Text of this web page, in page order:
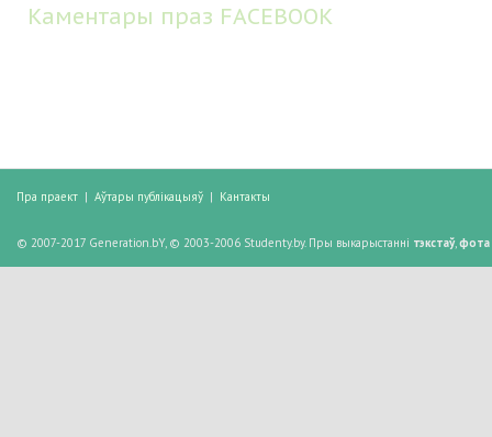
Каментары праз FACEBOOK
Пра праект | Аўтары публікацыяў | Кантакты
© 2007-2017 Generation.bY, © 2003-2006 Studenty.by. Пры выкарыстанні тэкстаў, фота